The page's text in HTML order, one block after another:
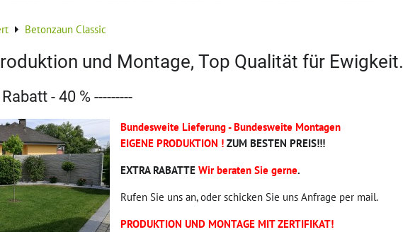
Betonzaun Classic
und Montage, Top Qualität für Ewigkeit.
- 40 % ---------
Bundesweite Lieferung - Bundesweite Montagen
EIGENE PRODUKTION ! ZUM BESTEN PREIS!!!
EXTRA RABATTE Wir beraten Sie gerne.
Rufen Sie uns an, oder schicken Sie uns Anfrage per mail.
PRODUKTION UND MONTAGE MIT ZERTIFIKAT!